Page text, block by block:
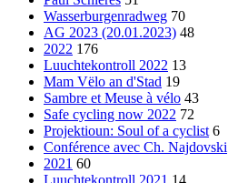
Wasserburgenradweg 70
AG 2023 (20.01.2023) 48
2022 176
Luuchtekontroll 2022 13
Mam Vëlo an d'Stad 19
Sambre et Meuse à vélo 43
Safe cycling now 2022 72
Projektioun: Soul of a cyclist 6
Conférence avec Ch. Najdovski
2021 60